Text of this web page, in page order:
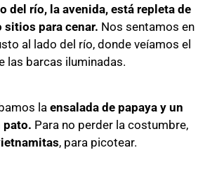
del río, la avenida, está repleta de
sitios para cenar. Nos sentamos en
al lado del río, donde veíamos el
las barcas iluminadas.
la ensalada de papaya y un
pato. Para no perder la costumbre,
, para picotear.